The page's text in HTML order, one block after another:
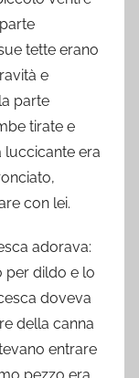
tette erano
e
parte
tirate e
luccicante era
con lei.
adorava:
per dildo e lo
doveva
della canna
entrare